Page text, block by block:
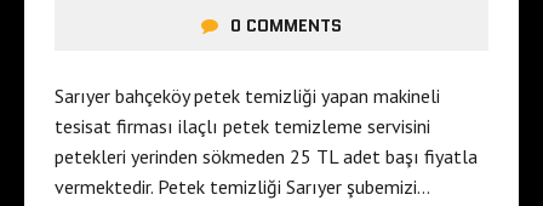
0 COMMENTS
Sarıyer bahçeköy petek temizliği yapan makineli
tesisat firması ilaçlı petek temizleme servisini
petekleri yerinden sökmeden 25 TL adet başı fiyatla
vermektedir. Petek temizliği Sarıyer şubemizi…